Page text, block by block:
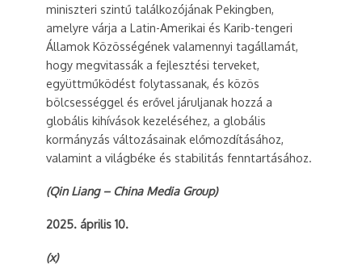
miniszteri szintű találkozójának Pekingben,
amelyre várja a Latin-Amerikai és Karib-tengeri
Államok Közösségének valamennyi tagállamát,
hogy megvitassák a fejlesztési terveket,
együttműködést folytassanak, és közös
bölcsességgel és erővel járuljanak hozzá a
globális kihívások kezeléséhez, a globális
kormányzás változásainak előmozdításához,
valamint a világbéke és stabilitás fenntartásához.
(Qin Liang – China Media Group)
2025. április 10.
(x)